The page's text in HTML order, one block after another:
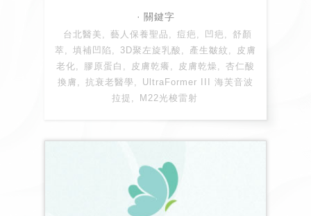
台北醫美 藝人保養聖品 痘疤 凹疤
舒顏
萃
填補凹陷 3D聚左旋乳酸 產生皺紋
皮膚
老化
膠原蛋白 皮膚乾癢 皮膚乾燥
杏仁酸
換膚
抗衰老醫學
UltraFormer III 海芙音波
拉提
M22光梭雷射